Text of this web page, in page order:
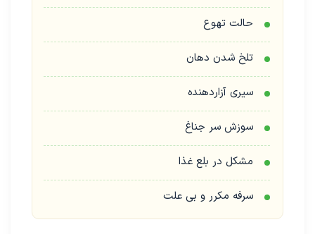
حالت تهوع
تلخ شدن دهان
سیری آزاردهنده
سوزش سر جناغ
مشکل در بلع غذا
سرفه مکرر و بی علت